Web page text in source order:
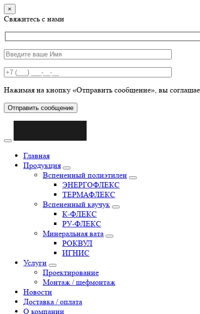
×
Свяжитесь с нами
Нажимая на кнопку «Отправить сообщение», вы
Отправить сообщение
Главная
Продукция
Вспененный полиэтилен
ЭНЕРГОФЛЕКС
ТЕРМАФЛЕКС
Вспененный каучук
К-ФЛЕКС
РУ-ФЛЕКС
Минеральная вата
РОКВУЛ
ИГНИС
Услуги
Проектирование
Монтаж / шефмонтаж
Новости
Доставка / оплата
О компании